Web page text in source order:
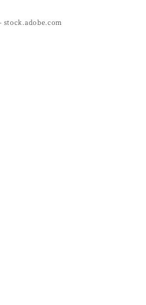
stock.adobe.com